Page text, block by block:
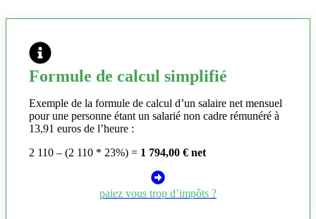
Formule de calcul simplifié
Exemple de la formule de calcul d’un salaire net mensuel
pour une personne étant un salarié non cadre rémunéré à
13,91 euros de l’heure :
2 110 – (2 110 * 23%) = 1 794,00 € net
paiez vous trop d’impôts ?